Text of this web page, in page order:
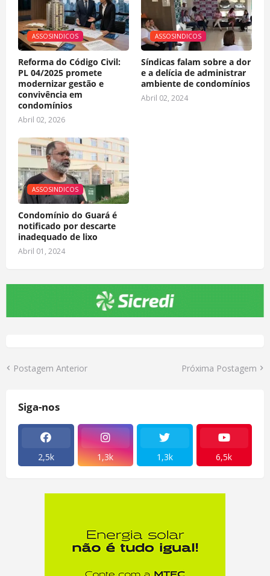
ASSOSINDICOS
Reforma do Código Civil:
PL 04/2025 promete
modernizar gestão e
convivência em
condomínios
Abril 02, 2026
ASSOSINDICOS
Síndicas falam sobre a dor
e a delícia de administrar
ambiente de condomínios
Abril 02, 2024
ASSOSINDICOS
Condomínio do Guará é
notificado por descarte
inadequado de lixo
Abril 01, 2024
Postagem Anterior Próxima Postagem
Siga-nos
2,5k 1,3k 1,3k 6,5k